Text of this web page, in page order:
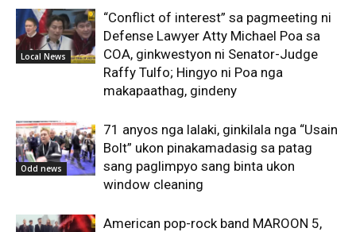
Local News
“Conflict of interest” sa pagmeeting ni
Defense Lawyer Atty Michael Poa sa
COA, ginkwestyon ni Senator-Judge
Raffy Tulfo; Hingyo ni Poa nga
makapaathag, gindeny
Odd news
71 anyos nga lalaki, ginkilala nga “Usain
Bolt” ukon pinakamadasig sa patag
sang paglimpyo sang binta ukon
window cleaning
American pop-rock band MAROON 5,